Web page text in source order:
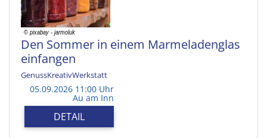
Den Sommer in einem Marmeladenglas
einfangen
GenussKreativWerkstatt
05.09.2026 11:00 Uhr
Au am Inn
DETAIL